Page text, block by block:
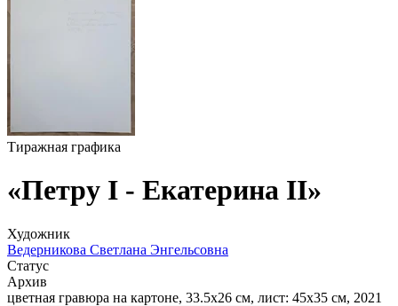
Тиражная графика
«Петру I - Екатерина II»
Художник
Ведерникова Светлана Энгельсовна
Статус
Архив
цветная гравюра на картоне, 33.5х26 см, лист: 45х35 см, 2021